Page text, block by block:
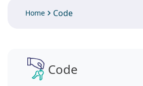
Home Code
Code